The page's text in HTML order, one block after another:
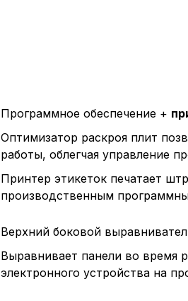
Программное обеспечение +
Оптимизатор раскроя плит
работы, облегчая управление
Принтер этикеток печатает
производственным
Верхний боковой
Выравнивает панели во время
электронного устройства на